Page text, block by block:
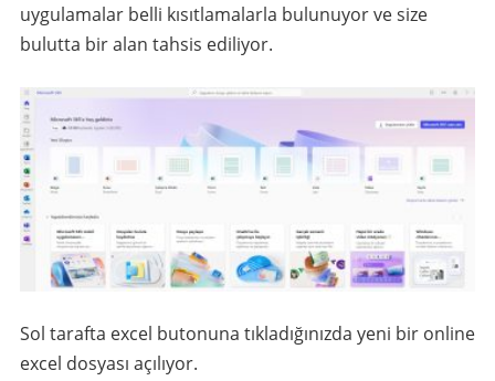
uygulamalar belli kısıtlamalarla bulunuyor ve size
bulutta bir alan tahsis ediliyor.
Sol tarafta excel butonuna tıkladığınızda yeni bir online
excel dosyası açılıyor.